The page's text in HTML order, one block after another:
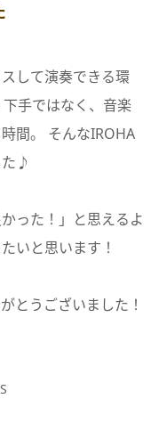
して演奏できる環
手ではなく、音楽
間。 そんなIROHA
た♪
った！」と思えるよ
いと思います！
とうございました！